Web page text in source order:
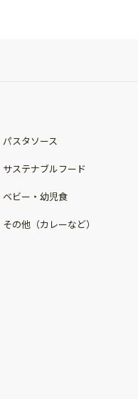
パスタソース
サステナブルフード
ベビー・幼児食
その他（カレーなど）